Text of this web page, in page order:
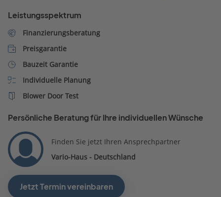
Möglichkeiten abzuklären..
Nun warten wir auf das
Leistungsspektrum
Finanzierungsberatung
Preisgarantie
Bauzeit Garantie
Individuelle Planung
Blower Door Test
Persönliche Beratung für Ihre individuellen Wünsche
Finden Sie jetzt Ihren Ansprechpartner
Vario-Haus - Deutschland
Jetzt Termin vereinbaren